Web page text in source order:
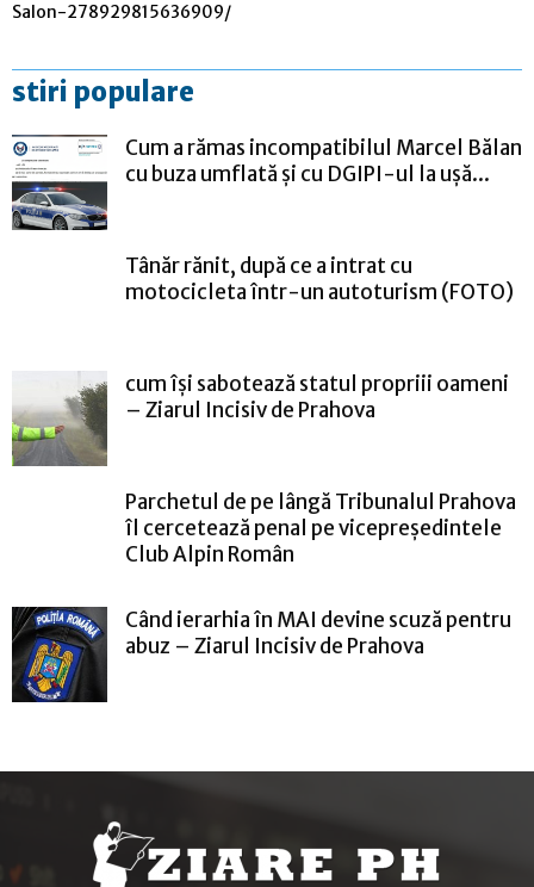
Salon-278929815636909/
stiri populare
Cum a rămas incompatibilul Marcel Bălan
cu buza umflată și cu DGIPI-ul la ușă...
Tânăr rănit, după ce a intrat cu
motocicleta într-un autoturism (FOTO)
cum își sabotează statul propriii oameni
– Ziarul Incisiv de Prahova
Parchetul de pe lângă Tribunalul Prahova
îl cercetează penal pe vicepreședintele
Club Alpin Român
Când ierarhia în MAI devine scuză pentru
abuz – Ziarul Incisiv de Prahova